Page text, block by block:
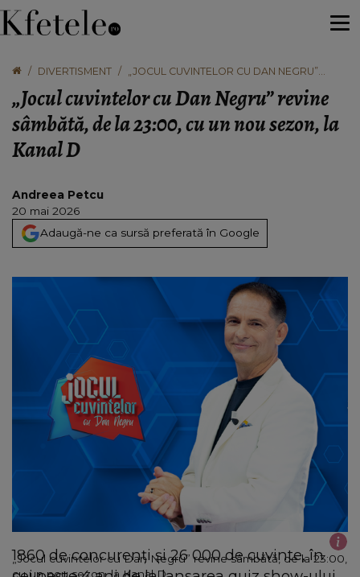
DIVERTISMENT
„JOCUL CUVINTELOR CU DAN NEGRU”
SEZON, LA KANAL D
„Jocul cuvintelor cu Dan Negru” revine
sâmbătă, de la 23:00, cu un nou sezon, la
Kanal D
Andreea Petcu
20 mai 2026
Adaugă-ne ca sursă preferată în Google
„Jocul cuvintelor cu Dan Negru” revine sâmbătă, de la 23:00,
cu un nou sezon, la Kanal D
1860 de concurenţi şi 26 000 de cuvinte, în